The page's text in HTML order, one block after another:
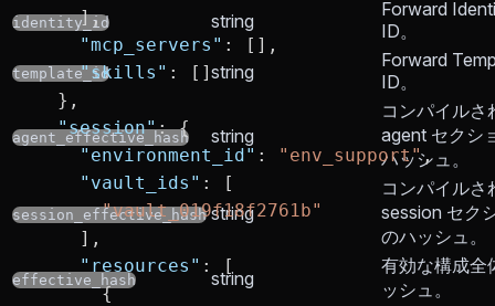
    ],
    "mcp_servers"
: [],
    "skills"
: []
  },
  "session"
: {
    "environment_id"
: "env_support",
    "vault_ids"
: [
      "vault_019f18f2761b"
    ],
    "resources"
: [
      {
identity_id string
Forward
ID。
template_id string
Forward
ID。
agent_effective_hash string
コンパイルさ
agent セクシ
ハッシュ。
session_effective_hash string
コンパイルさ
session セク
のハッシュ。
effective_hash string
有効な構成全
ッシュ。